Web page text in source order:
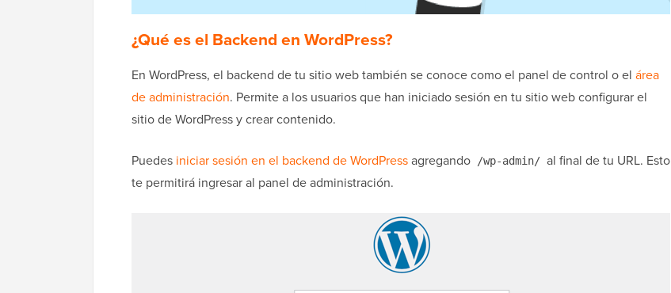
¿Qué es el Backend en WordPress?
En WordPress, el backend de tu sitio web también se conoce como el panel de control o el área
de administración. Permite a los usuarios que han iniciado sesión en tu sitio web configurar el
sitio de WordPress y crear contenido.
Puedes iniciar sesión en el backend de WordPressagregando /wp-admin/ al final de tu URL. Esto
te permitirá ingresar al panel de administración.